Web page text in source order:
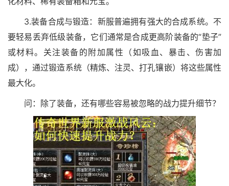
3.装备合成与锻造：新服普遍拥有强大的合成系统。不
要轻易丢弃低级装备，它们通常是合成更高阶装备的“垫子”
或材料。关注装备的附加属性（如吸血、暴击、伤害加
成），通过锻造系统（精炼、注灵、打孔镶嵌）将这些属性
最大化。
问：除了装备，还有哪些容易被忽略的战力提升细节？